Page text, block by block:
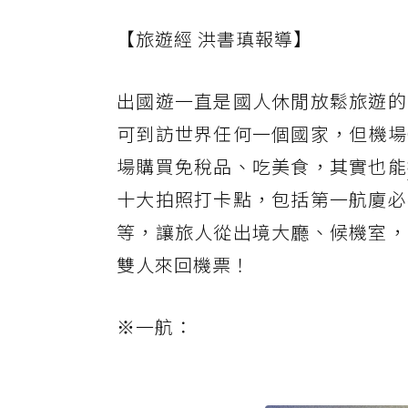
【旅遊經 洪書瑱報導】
出國遊一直是國人休閒放鬆旅遊
可到訪世界任何一個國家，但機
場購買免稅品、吃美食，其實也能
十大拍照打卡點，包括第一航廈
等，讓旅人從出境大廳、候機室
雙人來回機票！
※一航：